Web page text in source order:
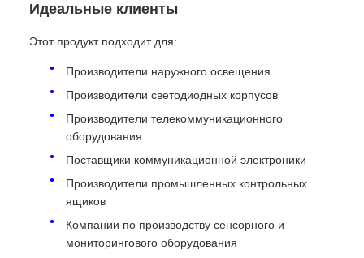
Идеальные клиенты
Этот продукт подходит для:
Производители наружного освещения
Производители светодиодных корпусов
Производители телекоммуникационного
оборудования
Поставщики коммуникационной электроники
Производители промышленных контрольных
ящиков
Компании по производству сенсорного и
мониторингового оборудования